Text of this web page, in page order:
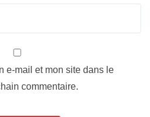
e-mail et mon site dans le
commentaire.